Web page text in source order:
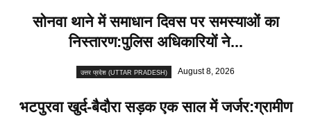
सोनवा थाने में समाधान दिवस पर समस्याओं का
निस्तारण:पुलिस अधिकारियों ने...
उत्तर प्रदेश (UTTAR PRADESH) August 8, 2026
भटपुरवा खुर्द-बैदौरा सड़क एक साल में जर्जर:ग्रामीण